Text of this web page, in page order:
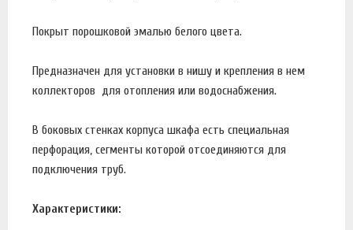
Покрыт порошковой эмалью белого цвета.
Предназначен для установки в нишу и крепления в нем
коллекторов для отопления или водоснабжения.
В боковых стенках корпуса шкафа есть специальная
перфорация, сегменты которой отсоединяются для
подключения труб.
Характеристики: